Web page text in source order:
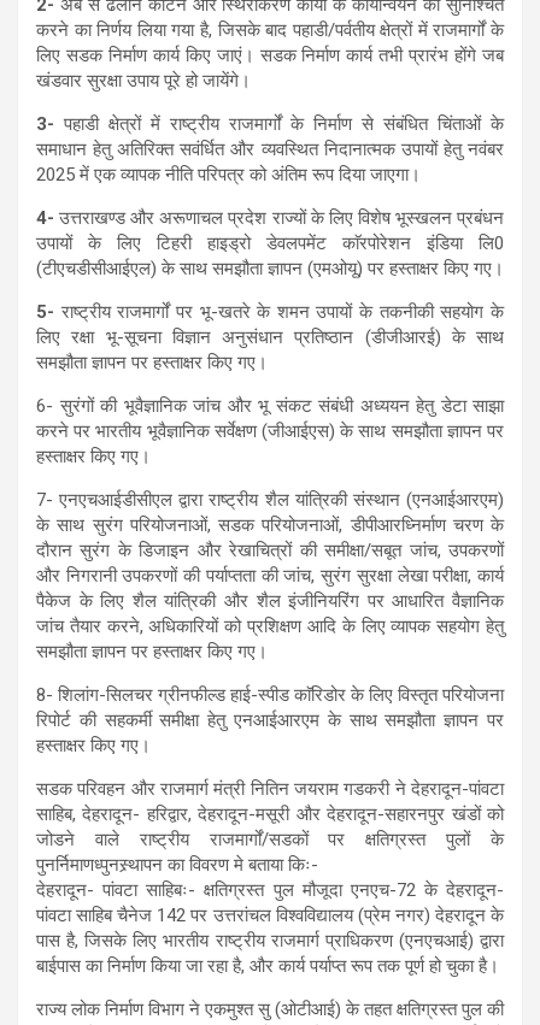
2- अब से ढलान काटने और स्थिरीकरण कार्यों के कार्यान्वयन को सुनिश्चित
करने का निर्णय लिया गया है, जिसके बाद पहाडी/पर्वतीय क्षेत्रों में राजमार्गों के
लिए सडक निर्माण कार्य किए जाएं। सडक निर्माण कार्य तभी प्रारंभ होंगे जब
खंडवार सुरक्षा उपाय पूरे हो जायेंगे।
3- पहाडी क्षेत्रों में राष्ट्रीय राजमार्गों के निर्माण से संबंधित चिंताओं के
समाधान हेतु अतिरिक्त सवंर्धित और व्यवस्थित निदानात्मक उपायों हेतु नवंबर
2025 में एक व्यापक नीति परिपत्र को अंतिम रूप दिया जाएगा।
4- उत्तराखण्ड और अरूणाचल प्रदेश राज्यों के लिए विशेष भूस्खलन प्रबंधन
उपायों के लिए टिहरी हाइड्रो डेवलपमेंट काॅरपोरेशन इंडिया लि0
(टीएचडीसीआईएल) के साथ समझौता ज्ञापन (एमओयू) पर हस्ताक्षर किए गए।
5- राष्ट्रीय राजमार्गों पर भू-खतरे के शमन उपायों के तकनीकी सहयोग के
लिए रक्षा भू-सूचना विज्ञान अनुसंधान प्रतिष्ठान (डीजीआरई) के साथ
समझौता ज्ञापन पर हस्ताक्षर किए गए।
6- सुरंगों की भूवैज्ञानिक जांच और भू संकट संबंधी अध्ययन हेतु डेटा साझा
करने पर भारतीय भूवैज्ञानिक सर्वेक्षण (जीआईएस) के साथ समझौता ज्ञापन पर
हस्ताक्षर किए गए।
7- एनएचआईडीसीएल द्वारा राष्ट्रीय शैल यांत्रिकी संस्थान (एनआईआरएम)
के साथ सुरंग परियोजनाओं, सडक परियोजनाओं, डीपीआरध्निर्माण चरण के
दौरान सुरंग के डिजाइन और रेखाचित्रों की समीक्षा/सबूत जांच, उपकरणों
और निगरानी उपकरणों की पर्याप्तता की जांच, सुरंग सुरक्षा लेखा परीक्षा, कार्य
पैकेज के लिए शैल यांत्रिकी और शैल इंजीनियरिंग पर आधारित वैज्ञानिक
जांच तैयार करने, अधिकारियों को प्रशिक्षण आदि के लिए व्यापक सहयोग हेतु
समझौता ज्ञापन पर हस्ताक्षर किए गए।
8- शिलांग-सिलचर ग्रीनफील्ड हाई-स्पीड काॅरिडोर के लिए विस्तृत परियोजना
रिपोर्ट की सहकर्मी समीक्षा हेतु एनआईआरएम के साथ समझौता ज्ञापन पर
हस्ताक्षर किए गए।
सडक परिवहन और राजमार्ग मंत्री नितिन जयराम गडकरी ने देहरादून-पांवटा
साहिब, देहरादून- हरिद्वार, देहरादून-मसूरी और देहरादून-सहारनपुर खंडों को
जोडने वाले राष्ट्रीय राजमार्गों/सडकों पर क्षतिग्रस्त पुलों के
पुनर्निमाणध्पुनस्र्थापन का विवरण मे बताया किः-
देहरादून- पांवटा साहिबः- क्षतिग्रस्त पुल मौजूदा एनएच-72 के देहरादून-
पांवटा साहिब चैनेज 142 पर उत्तरांचल विश्वविद्यालय (प्रेम नगर) देहरादून के
पास है, जिसके लिए भारतीय राष्ट्रीय राजमार्ग प्राधिकरण (एनएचआई) द्वारा
बाईपास का निर्माण किया जा रहा है, और कार्य पर्याप्त रूप तक पूर्ण हो चुका है।
राज्य लोक निर्माण विभाग ने एकमुश्त सु (ओटीआई) के तहत क्षतिग्रस्त पुल की